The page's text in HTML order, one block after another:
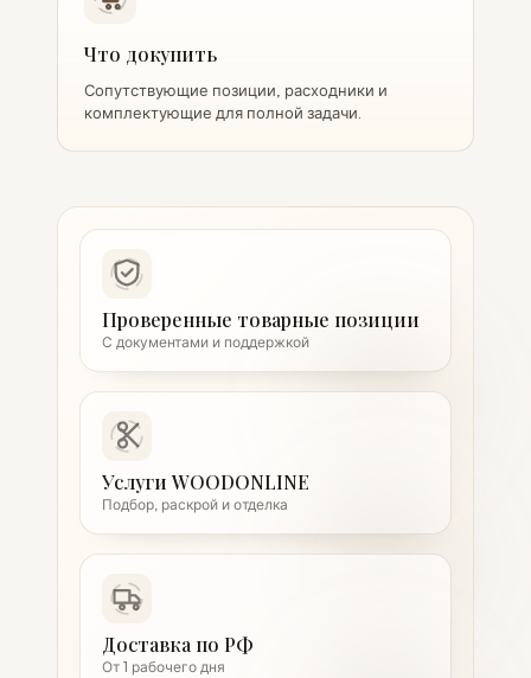
Что докупить
Сопутствующие позиции, расходники и
комплектующие для полной задачи.
Проверенные товарные позиции
С документами и поддержкой
Услуги WOODONLINE
Подбор, раскрой и отделка
Доставка по РФ
От 1 рабочего дня